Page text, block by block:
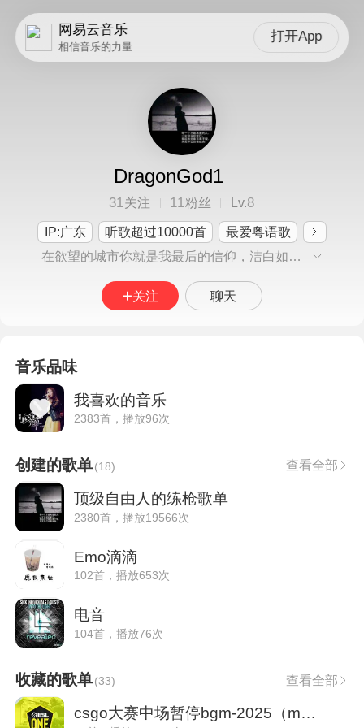
网易云音乐
相信音乐的力量
打开App
DragonGod1
31关注 11粉丝 Lv.8
IP:广东 听歌超过10000首
最爱粤语歌
在欲望的城市你就是我最后的信仰，洁白如一道喜乐的光芒将我心照亮
关注 聊天
音乐品味
我喜欢的音乐
2383首，播放96次
创建的歌单(18) 查看全部
顶级自由人的练枪歌单
2380首，播放19566次
Emo滴滴
102首，播放653次
电音
104首，播放76次
收藏的歌单(33) 查看全部
csgo大赛中场暂停bgm-2025（major，blast）